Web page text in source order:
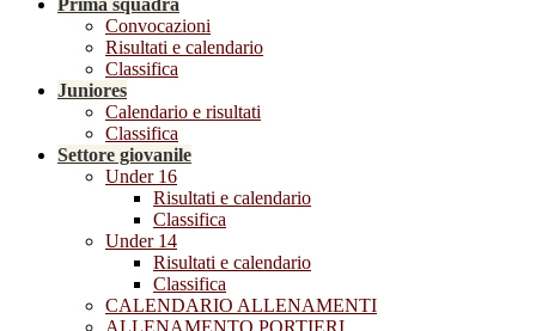
Prima squadra
Convocazioni
Risultati e calendario
Classifica
Juniores
Calendario e risultati
Classifica
Settore giovanile
Under 16
Risultati e calendario
Classifica
Under 14
Risultati e calendario
Classifica
CALENDARIO ALLENAMENTI
ALLENAMENTO PORTIERI